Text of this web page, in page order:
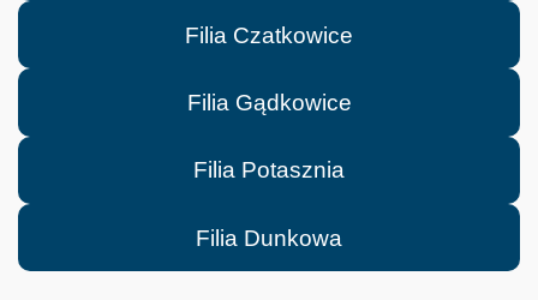
Filia Czatkowice
Filia Gądkowice
Filia Potasznia
Filia Dunkowa